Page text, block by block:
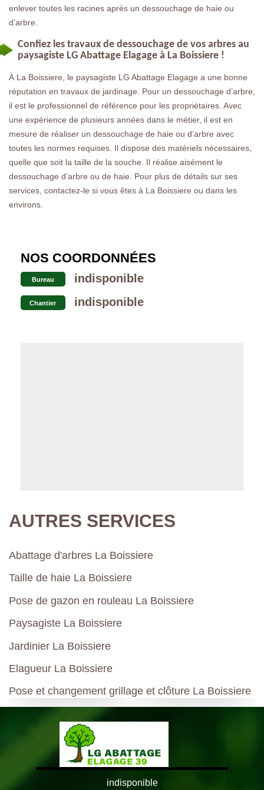
enlever toutes les racines après un dessouchage de haie ou
d’arbre.
Confiez les travaux de dessouchage de vos arbres au
paysagiste LG Abattage Elagage à La Boissiere !
À La Boissiere, le paysagiste LG Abattage Elagage a une bonne
réputation en travaux de jardinage. Pour un dessouchage d’arbre,
il est le professionnel de référence pour les propriétaires. Avec
une expérience de plusieurs années dans le métier, il est en
mesure de réaliser un dessouchage de haie ou d’arbre avec
toutes les normes requises. Il dispose des matériels nécessaires,
quelle que soit la taille de la souche. Il réalise aisément le
dessouchage d’arbre ou de haie. Pour plus de détails sur ses
services, contactez-le si vous êtes à La Boissiere ou dans les
environs.
NOS COORDONNÉES
Bureau indisponible
Chantier indisponible
AUTRES SERVICES
Abattage d'arbres La Boissiere
Taille de haie La Boissiere
Pose de gazon en rouleau La Boissiere
Paysagiste La Boissiere
Jardinier La Boissiere
Elagueur La Boissiere
Pose et changement grillage et clôture La Boissiere
indisponible